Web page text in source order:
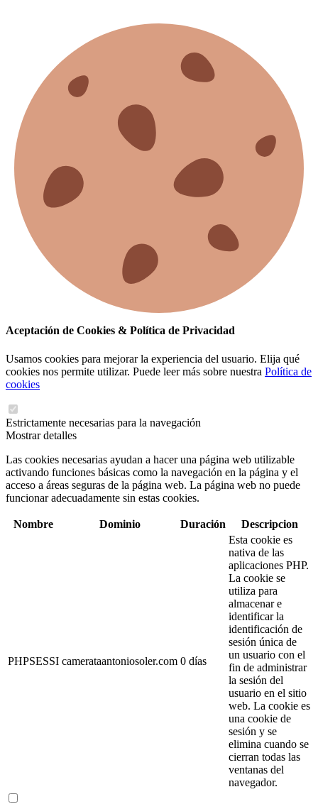
Aceptación de Cookies & Política de Privacidad
Usamos cookies para mejorar la experiencia del usuario. Elija qué
cookies nos permite utilizar. Puede leer más sobre nuestra Política de
cookies
Estrictamente necesarias para la navegación
Mostrar detalles
Las cookies necesarias ayudan a hacer una página web utilizable
activando funciones básicas como la navegación en la página y el
acceso a áreas seguras de la página web. La página web no puede
funcionar adecuadamente sin estas cookies.
Nombre Dominio Duración Descripcion
PHPSESSI camerataantoniosoler.com 0 días
Esta cookie es
nativa de las
aplicaciones PHP.
La cookie se
utiliza para
almacenar e
identificar la
identificación de
sesión única de
un usuario con el
fin de administrar
la sesión del
usuario en el sitio
web. La cookie es
una cookie de
sesión y se
elimina cuando se
cierran todas las
ventanas del
navegador.